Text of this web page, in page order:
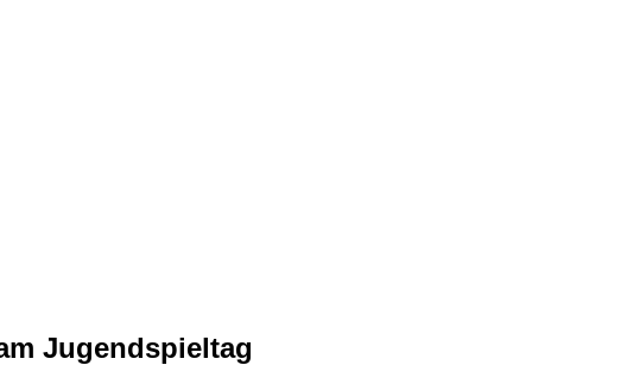
Jugendspieltag